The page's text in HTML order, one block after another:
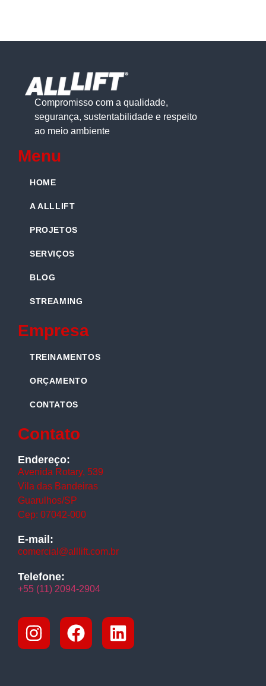
Compromisso com a qualidade,
segurança, sustentabilidade e respeito
ao meio ambiente
Menu
HOME
A ALLLIFT
PROJETOS
SERVIÇOS
BLOG
STREAMING
Empresa
TREINAMENTOS
ORÇAMENTO
CONTATOS
Contato
Endereço:
Avenida Rotary, 539
Vila das Bandeiras
Guarulhos/SP
Cep: 07042-000
E-mail:
comercial@alllift.com.br
Telefone:
+55 (11) 2094-2904